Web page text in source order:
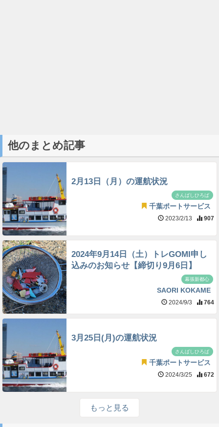
他のまとめ記事
2月13日（月）の運航状況
さんばしひろば
千葉ポートサービス
2023/2/13 907
2024年9月14日（土）トレGOMI申し
込みのお知らせ【締切り9月6日】
幕張新都心
SAORI KOKAME
2024/9/3 764
3月25日(月)の運航状況
さんばしひろば
千葉ポートサービス
2024/3/25 672
もっと見る